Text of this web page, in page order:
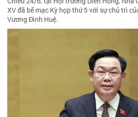
XV đã bế mạc Kỳ họp thứ 5 với sự chủ trì
Vương Đình Huệ.